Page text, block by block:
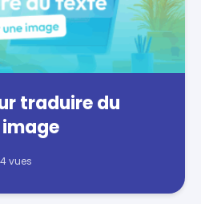
traduire du
vues